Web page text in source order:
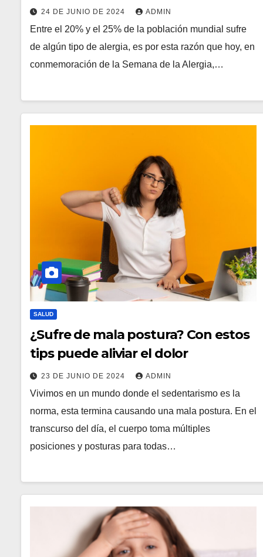
24 DE JUNIO DE 2024 ADMIN
Entre el 20% y el 25% de la población mundial sufre
de algún tipo de alergia, es por esta razón que hoy, en
conmemoración de la Semana de la Alergia,…
SALUD
¿Sufre de mala postura? Con estos
tips puede aliviar el dolor
23 DE JUNIO DE 2024 ADMIN
Vivimos en un mundo donde el sedentarismo es la
norma, esta termina causando una mala postura. En el
transcurso del día, el cuerpo toma múltiples
posiciones y posturas para todas…